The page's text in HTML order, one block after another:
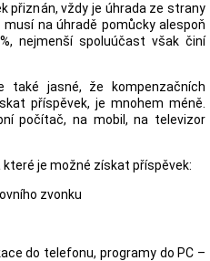
přiznán, vždy je úhrada ze strany
na úhradě pomůcky alespoň
nejmenší spoluúčast však činí
jasné, že kompenzačních
příspěvek, je mnohem méně.
počítač, na mobil, na televizor
je možné získat příspěvek:
zvonku
do telefonu, programy do PC –